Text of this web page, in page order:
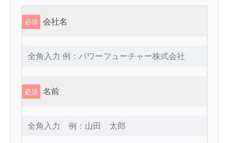
必須 会社名
必須 名前